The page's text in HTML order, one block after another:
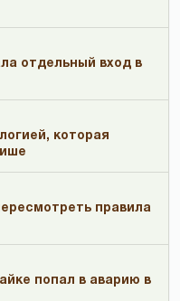
отдельный вход в
которая
правила
попал в аварию в